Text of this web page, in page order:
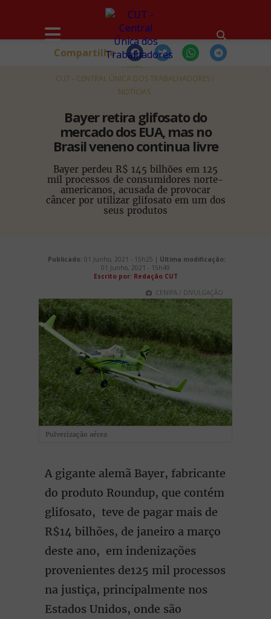
HOME
CUT - CENTRAL ÚNICA DOS TRABALHADORES
NOTÍCIAS
Bayer retira glifosato do
mercado dos EUA, mas no
Brasil veneno continua livre
Bayer perdeu R$ 145 bilhões em 125
mil processos de consumidores norte-
americanos, acusada de provocar
câncer por utilizar glifosato em um dos
seus produtos
Compartilhe
Publicado: 01 Junho, 2021 - 15h25 | Última modificação:
01 Junho, 2021 - 15h49
Escrito por: Redação CUT
CENIPA / DIVULGAÇÃO
Pulverização aérea
A gigante alemã Bayer, fabricante
do produto Roundup, que contém
glifosato, teve de pagar mais de
R$14 bilhões, de janeiro a março
deste ano, em indenizações
provenientes de125 mil processos
na justiça, principalmente nos
Estados Unidos, onde são